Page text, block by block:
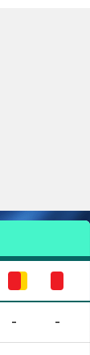
- -